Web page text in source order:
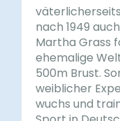
nach 1949
Martha Grass
ehemalige
500m Brust.
weiblicher
wuchs und